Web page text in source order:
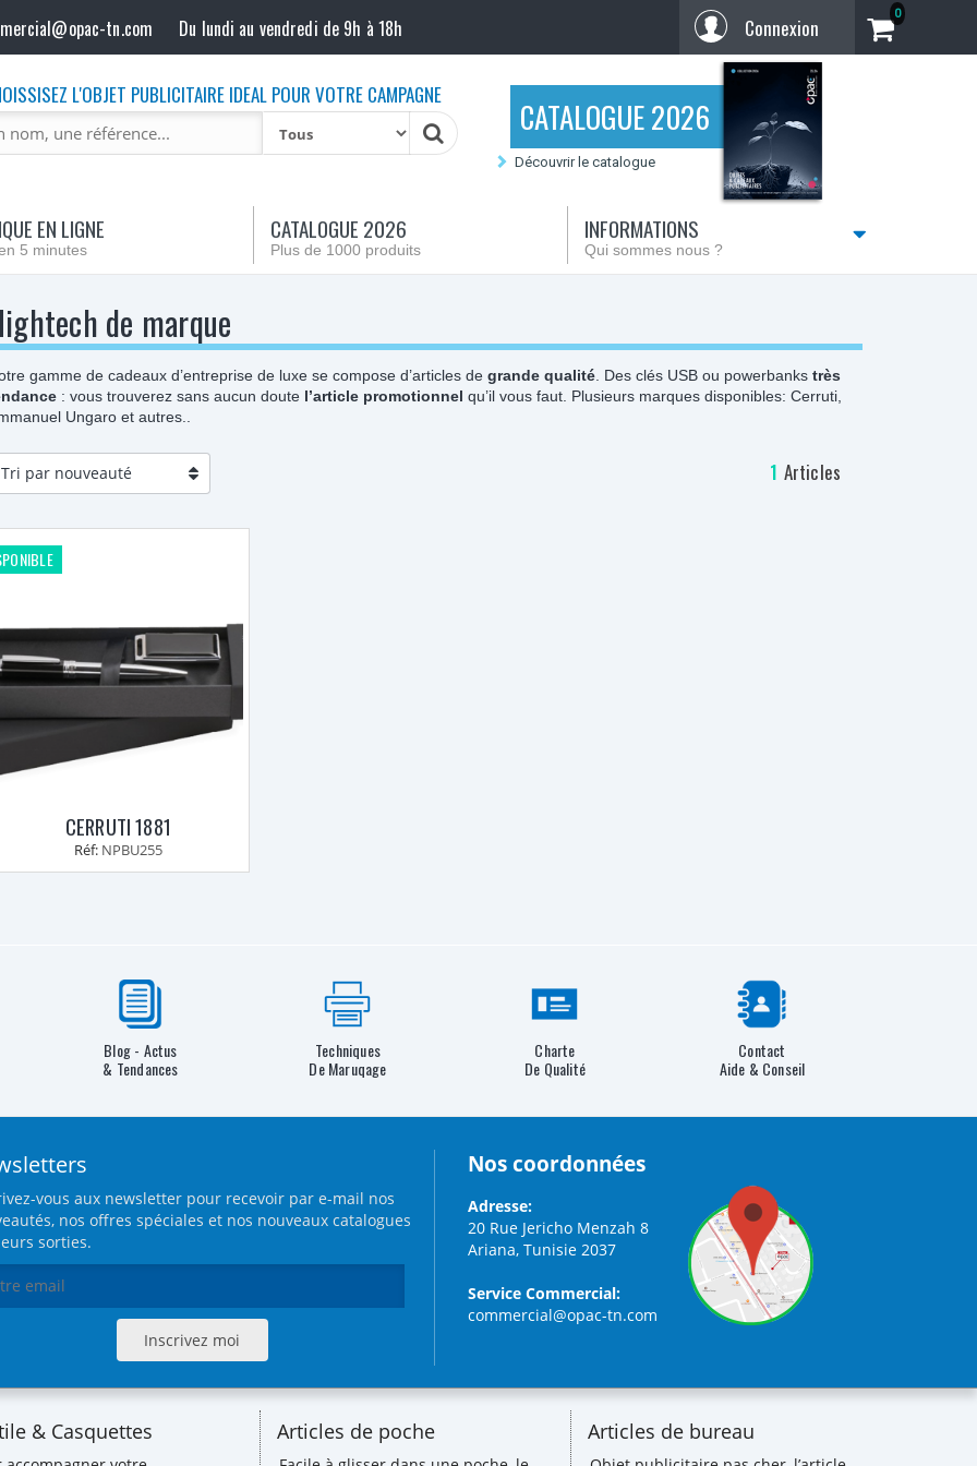
Connexion
0
tn.com Du lundi au vendredi de 9h à 18h
L'OBJET PUBLICITAIRE IDEAL POUR VOTRE CAMPAGNE
CATALOGUE 2026
Découvrir le catalogue
EN LIGNE
5 minutes
CATALOGUE 2026
Plus de 1000 produits
INFORMATIONS
Qui sommes nous ?
de marque
gamme de cadeaux d’entreprise de luxe se compose d’articles de grande qualité . Des clés USB ou powerbanks très
: vous trouverez sans aucun doute l’article promotionnel qu’il vous faut. Plusieurs marques disponibles: Cerruti,
Ungaro et autres..
1 Articles
CERRUTI 1881
Réf:NPBU255
Blog - Actus
& Tendances
Techniques
De Maruqage
Charte
De Qualité
Contact
Aide & Conseil
vous aux newsletter pour recevoir par e-mail nos
nos offres spéciales et nos nouveaux catalogues
sorties.
Nos coordonnées
Adresse:
20 Rue Jericho Menzah 8
Ariana, Tunisie 2037
Service Commercial:
commercial@opac-tn.com
& Casquettes Articles de poche Articles de bureau